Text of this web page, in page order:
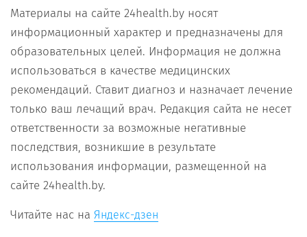
Материалы на сайте 24health.by носят
информационный характер и предназначены для
образовательных целей. Информация не должна
использоваться в качестве медицинских
рекомендаций. Ставит диагноз и назначает лечение
только ваш лечащий врач. Редакция сайта не несет
ответственности за возможные негативные
последствия, возникшие в результате
использования информации, размещенной на
сайте 24health.by.
Читайте нас на Яндекс-дзен